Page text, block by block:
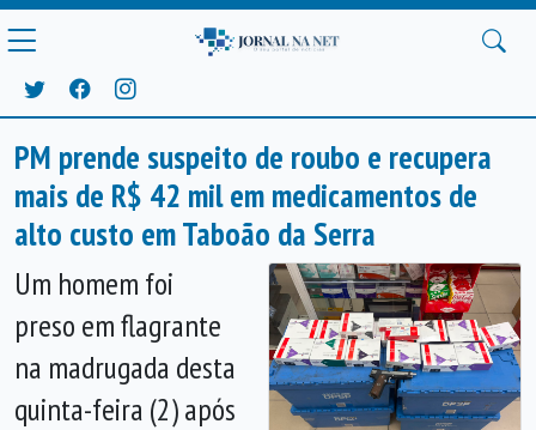
PM prende suspeito de roubo e recupera
mais de R$ 42 mil em medicamentos de
alto custo em Taboão da Serra
Um homem foi
preso em flagrante
na madrugada desta
quinta-feira (2) após